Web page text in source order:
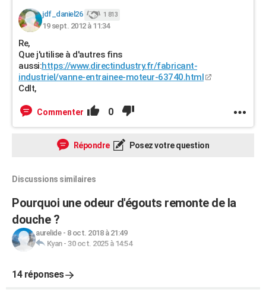
jdf_daniel26 1 813
19 sept. 2012 à 11:34
Re,
Que j'utilise à d'autres fins
aussi:https://www.directindustry.fr/fabricant-
industriel/vanne-entrainee-moteur-63740.html
Cdlt,
Commenter 0
Répondre Posez votre question
Discussions similaires
Pourquoi une odeur d'égouts remonte de la
douche ?
aurelide- 8 oct. 2018 à 21:49
Kyan- 30 oct. 2025 à 14:54
14 réponses